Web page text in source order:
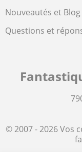
Nouveautés et Blog
Questions et
© 2007 - 2026 Vos